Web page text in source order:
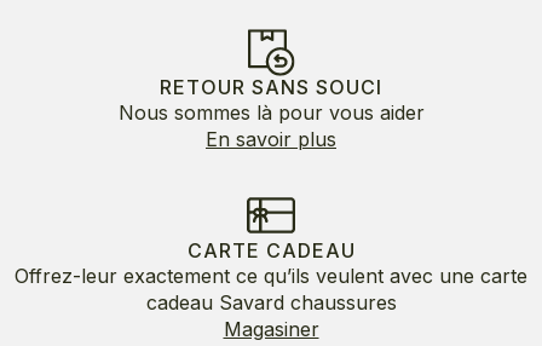
RETOUR SANS SOUCI
Nous sommes là pour vous aider
En savoir plus
CARTE CADEAU
Offrez-leur exactement ce qu’ils veulent avec une carte
cadeau Savard chaussures
Magasiner